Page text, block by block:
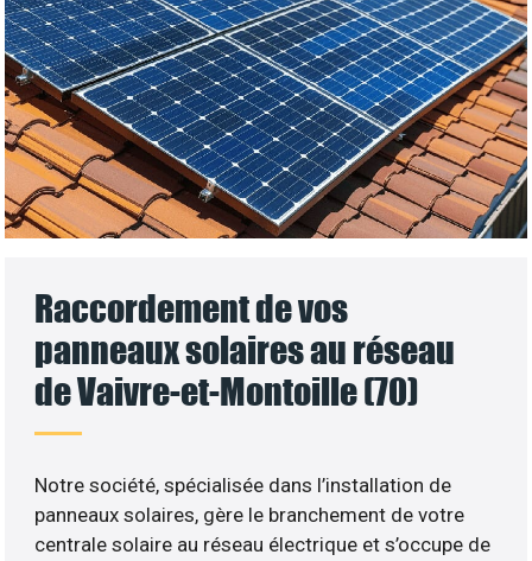
Raccordement de vos
panneaux solaires au réseau
de Vaivre-et-Montoille (70)
Notre société, spécialisée dans l’installation de
panneaux solaires, gère le branchement de votre
centrale solaire au réseau électrique et s’occupe de